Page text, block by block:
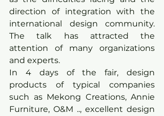
direction of integration with the
international design community.
The talk has attracted the
attention of many organizations
and experts.
In 4 days of the fair, design
products of typical companies
such as Mekong Creations, Annie
Furniture, O&M .., excellent design